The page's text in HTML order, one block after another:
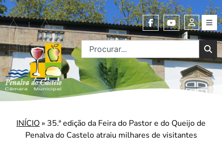
INÍCIO » 35.ª edição da Feira do Pastor e do Queijo de
Penalva do Castelo atraiu milhares de visitantes